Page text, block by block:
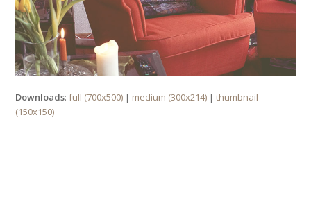
Downloads:full (700x500) | medium (300x214) |thumbnail
(150x150)